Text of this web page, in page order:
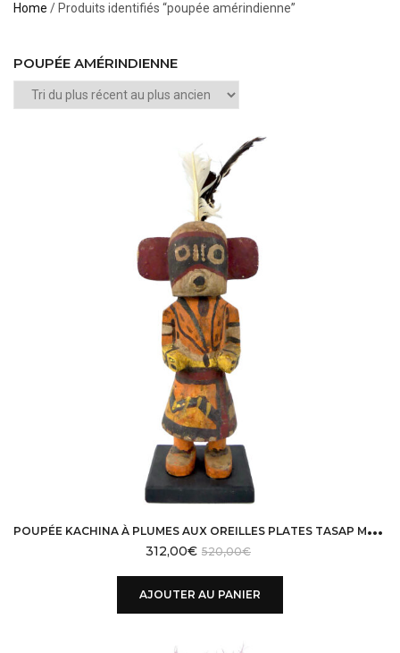
Home / Produits identifiés “poupée amérindienne”
POUPÉE AMÉRINDIENNE
P
OUPÉE KACHINA À PLUMES AUX OREILLES PLATES TASAP MANA EN BOIS HOPI
520,00€
312,00€
AJOUTER AU PANIER